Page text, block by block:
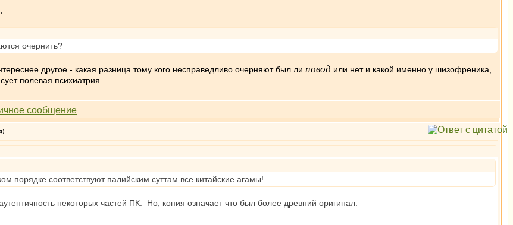
очернить?
другое - какая разница тому кого несправедливо очерняют был ли повод или нет и какой именно у шизофреника,
полевая психиатрия.
порядке соответствуют палийским суттам все китайские агамы!
некоторых частей ПК. Но, копия означает что был более древний оригинал.